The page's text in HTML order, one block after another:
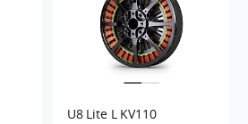
U8 Lite L KV110